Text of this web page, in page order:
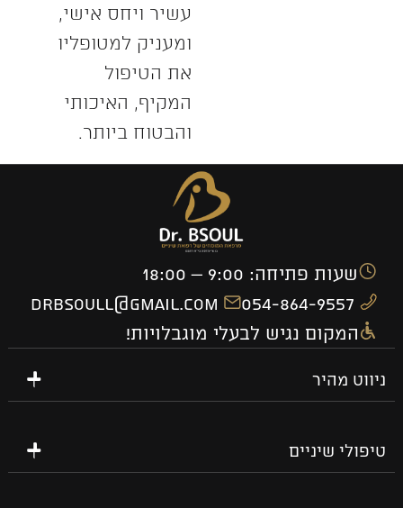
עשיר ויחס אישי,
ומעניק למטופליו
את הטיפול
המקיף, האיכותי
והבטוח ביותר.
שעות פתיחה: 9:00 – 18:00
054-864-9557
drbsoull@gmail.com
המקום נגיש לבעלי מוגבלויות!
ניווט מהיר
טיפולי שיניים